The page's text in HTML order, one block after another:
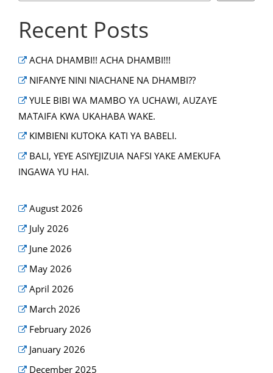
Recent Posts
ACHA DHAMBI!! ACHA DHAMBI!!!
NIFANYE NINI NIACHANE NA DHAMBI??
YULE BIBI WA MAMBO YA UCHAWI, AUZAYE
MATAIFA KWA UKAHABA WAKE.
KIMBIENI KUTOKA KATI YA BABELI.
BALI, YEYE ASIYEJIZUIA NAFSI YAKE AMEKUFA
INGAWA YU HAI.
August 2026
July 2026
June 2026
May 2026
April 2026
March 2026
February 2026
January 2026
December 2025